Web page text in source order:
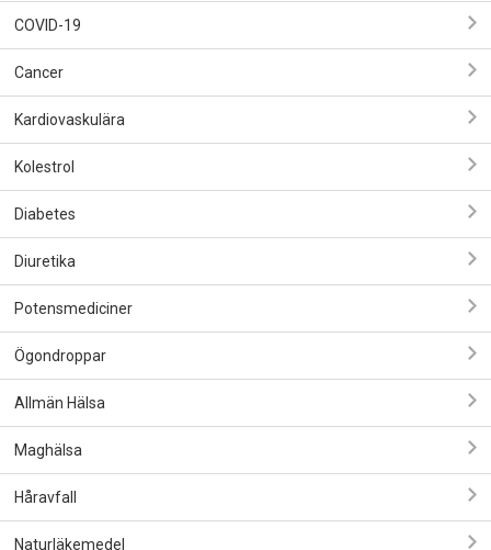
COVID-19
Cancer
Kardiovaskulära
Kolestrol
Diabetes
Diuretika
Potensmediciner
Ögondroppar
Allmän Hälsa
Maghälsa
Håravfall
Naturläkemedel